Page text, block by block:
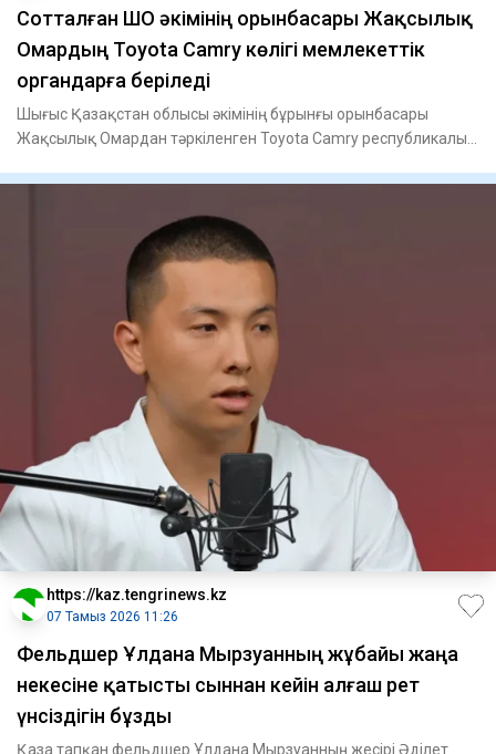
Сотталған ШҚО әкімінің орынбасары Жақсылық
Омардың Toyota Camry көлігі мемлекеттік
органдарға беріледі
Шығыс Қазақстан облысы әкімінің бұрынғы орынбасары
Жақсылық Омардан тәркіленген Toyota Camry республикалық
https://kaz.tengrinews.kz
07 Тамыз 2026 11:26
Фельдшер Ұлдана Мырзуанның жұбайы жаңа
некесіне қатысты сыннан кейін алғаш рет
үнсіздігін бұзды
Қаза тапқан фельдшер Ұлдана Мырзуанның жесірі Әділет